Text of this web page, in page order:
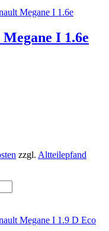
I 1.6e
zzgl. Altteilepfand